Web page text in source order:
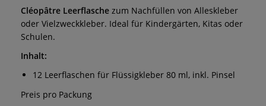
Cléopâtre Leerflasche zum Nachfüllen von Alleskleber
oder Vielzweckkleber. Ideal für Kindergärten, Kitas oder
Schulen.
Inhalt:
12 Leerflaschen für Flüssigkleber 80 ml, inkl. Pinsel
Preis pro Packung